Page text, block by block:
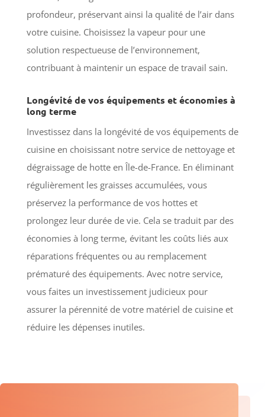
profondeur, préservant ainsi la qualité de l’air dans
votre cuisine. Choisissez la vapeur pour une
solution respectueuse de l’environnement,
contribuant à maintenir un espace de travail sain.
Longévité de vos équipements et économies à
long terme
Investissez dans la longévité de vos équipements de
cuisine en choisissant notre service de nettoyage et
dégraissage de hotte en Île-de-France. En éliminant
régulièrement les graisses accumulées, vous
préservez la performance de vos hottes et
prolongez leur durée de vie. Cela se traduit par des
économies à long terme, évitant les coûts liés aux
réparations fréquentes ou au remplacement
prématuré des équipements. Avec notre service,
vous faites un investissement judicieux pour
assurer la pérennité de votre matériel de cuisine et
réduire les dépenses inutiles.